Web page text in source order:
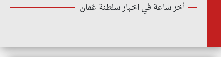
أخر ساعة في اخبار سلطنة عُمان